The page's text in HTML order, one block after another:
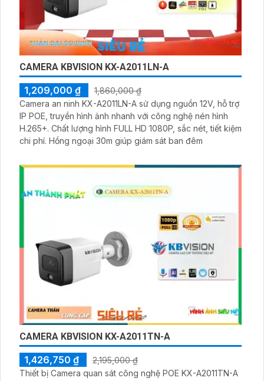
CAMERA KBVISION KX-A2011LN-A
1,209,000 ₫
1,860,000 ₫
Camera an ninh KX-A2011LN-A sử dụng nguồn 12V, hỗ trợ
IP POE, truyền hình ảnh nhanh với công nghệ nén hình
H.265+. Chất lượng hình FULL HD 1080P, sắc nét, tiết kiệm
chi phí. Hồng ngoại 30m giúp giám sát ban đêm
CAMERA KBVISION KX-A2011TN-A
1,426,750 ₫
2,195,000 ₫
Thiết bị Camera quan sát công nghệ POE KX-A2011TN-A